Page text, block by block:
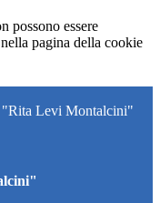
possono essere
pagina della cookie
"Rita Levi Montalcini"